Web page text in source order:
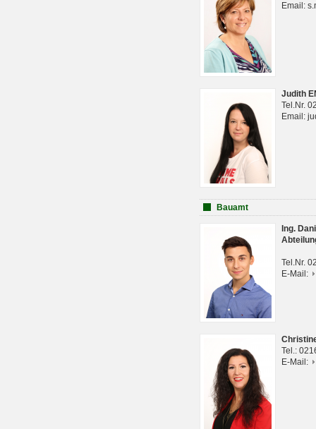
Email:
Judith
Tel.Nr.
Email:
Bauamt
Ing.
Tel.Nr.
E-Mail:
Tel.:
E-Mail: